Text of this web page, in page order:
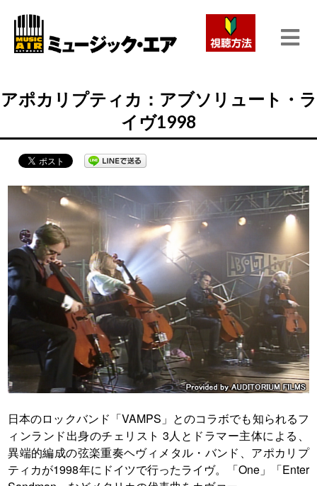
アポカリプティカ：アブソリュート・ラ
イヴ1998
日本のロックバンド「VAMPS」とのコラボでも知られるフ
ィンランド出身のチェリスト 3人とドラマー主体による、
異端的編成の弦楽重奏ヘヴィメタル・バンド、アポカリプ
ティカが1998年にドイツで行ったライヴ。「One」「Enter